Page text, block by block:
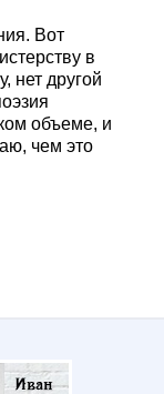
Вот
в
нет другой
объеме, и
чем это